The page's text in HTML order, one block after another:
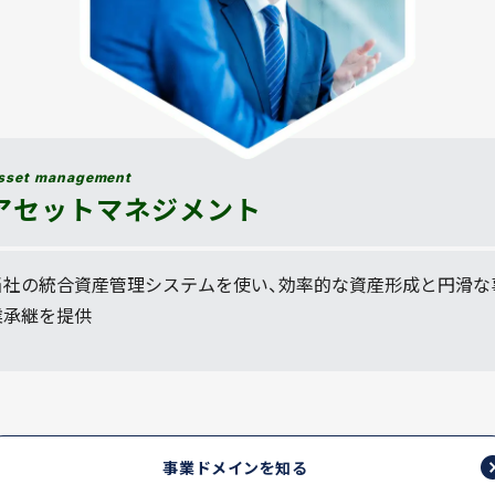
management
セットマネジメント
の統合資産管理システムを使い、効率的な資産形成と円滑
継を提供
事業ドメインを知る